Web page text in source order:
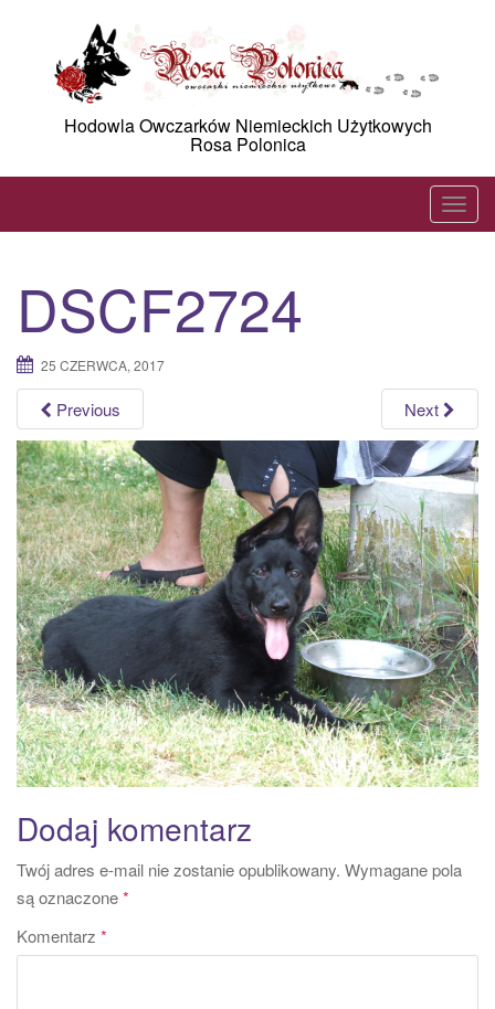
Hodowla Owczarków Niemieckich Użytkowych
Rosa Polonica
T
o
v
i
g
a
t
i
o
n
DSCF2724
25 CZERWCA, 2017
Previous Next
Dodaj komentarz
Twój adres e-mail nie zostanie opublikowany. Wymagane pola
są oznaczone*
Komentarz *